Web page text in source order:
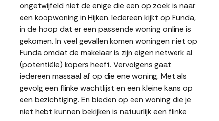
ongetwijfeld niet de enige die een op zoek is naar
een koopwoning in Hijken. Iedereen kijkt op Funda,
in de hoop dat er een passende woning online is
gekomen. In veel gevallen komen woningen niet op
Funda omdat de makelaar is zijn eigen netwerk al
(potentiële) kopers heeft. Vervolgens gaat
iedereen massaal af op die ene woning. Met als
gevolg een flinke wachtlijst en een kleine kans op
een bezichtiging. En bieden op een woning die je
niet hebt kunnen bekijken is natuurlijk een flinke